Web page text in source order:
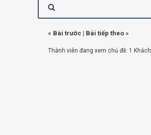
« Bài trước | Bài tiếp theo»
Thành viên đang xem chủ đề: 1 Khách